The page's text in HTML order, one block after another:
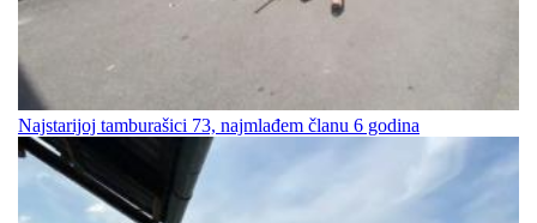
Najstarijoj tamburašici 73, najmlađem članu 6 godina